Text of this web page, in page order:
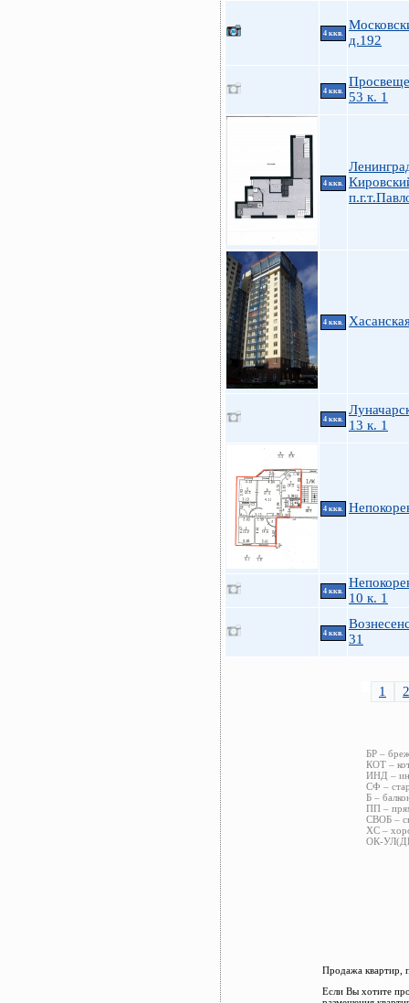
4 ккв.
д.192
4 ккв.
53 к. 1
4 ккв.
4 ккв.
4 ккв.
13 к. 1
4 ккв.
4 ккв.
10 к. 1
4 ккв.
31
1 2
БР –
КОТ –
ИНД –
СФ –
Б –
ПП –
СВОБ –
ХС –
ОК-
Продажа квартир,
Если Вы хотите